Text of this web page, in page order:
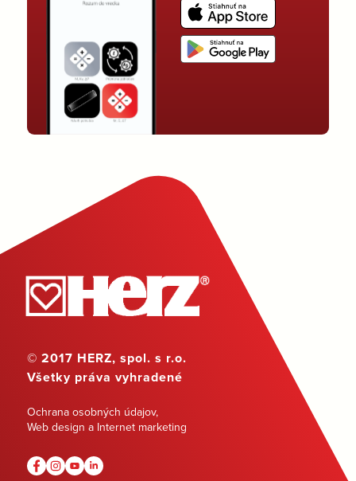
© 2017 HERZ, spol. s r.o.
Všetky práva vyhradené
Ochrana osobných údajov,
Web design a Internet marketing